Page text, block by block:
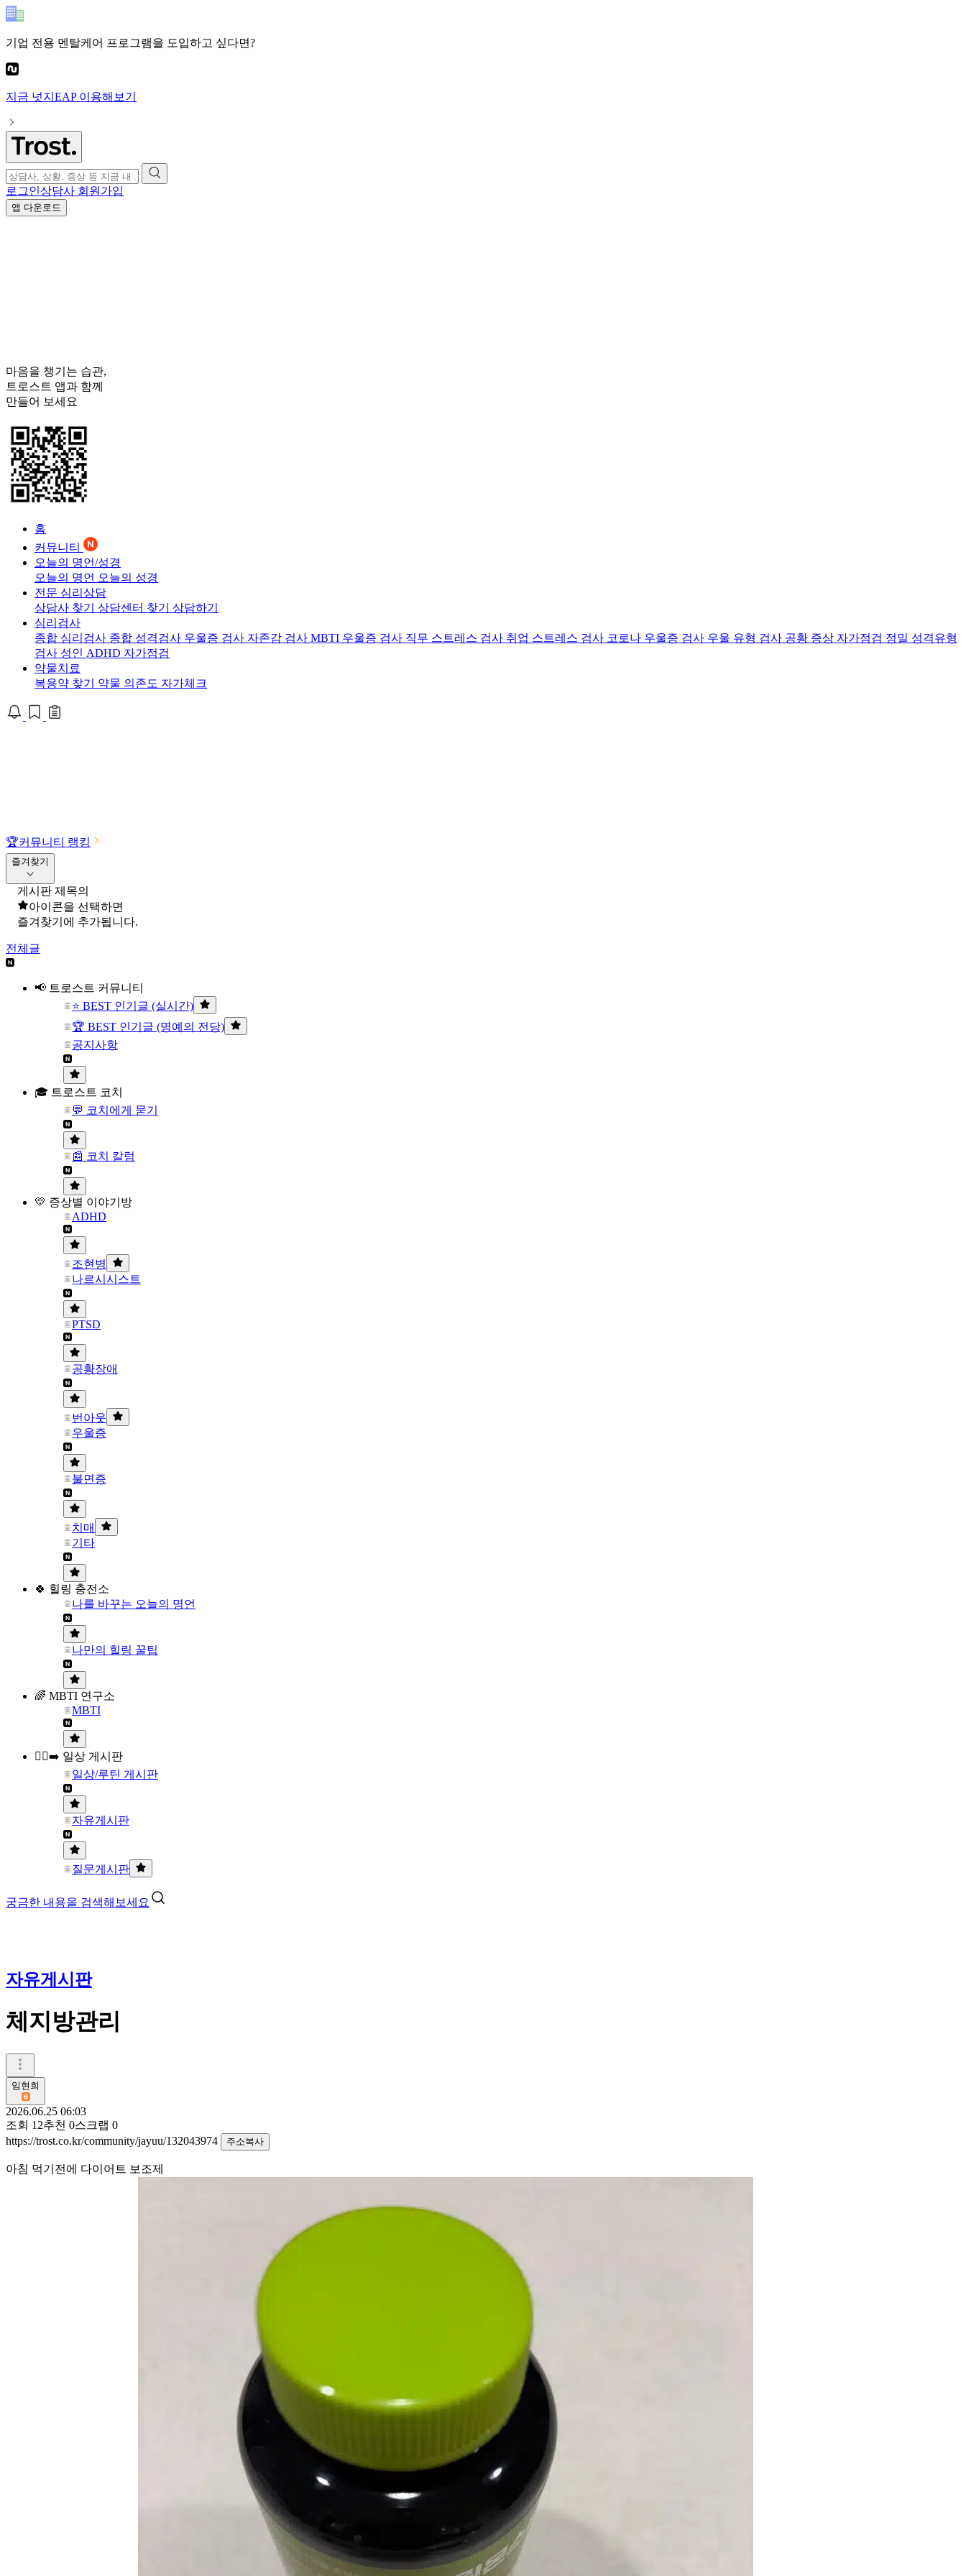
기업 전용 멘탈케어 프로그램을 도입하고 싶다면?
지금 넛지EAP이용해보기
로그인상담사 회원가입
앱 다운로드
마음을 챙기는 습관,
트로스트 앱과 함께
만들어 보세요
홈
커뮤니티
오늘의 명언/성경
오늘의 명언 오늘의 성경
전문 심리상담
상담사 찾기 상담센터 찾기 상담하기
심리검사
종합 심리검사 종합 성격검사 우울증 검사 자존감 검사 MBTI 우울증 검사 직무 스트레스 검사 취업 스트레스 검사 코로나 우울증 검사 우울 유형 검사 공황 증상 자가점검 정밀 성격유형
검사 성인 ADHD 자가점검
약물치료
복용약 찾기 약물 의존도 자가체크
🏆커뮤니티 랭킹
즐겨찾기
게시판 제목의
아이콘을 선택하면
즐겨찾기에 추가됩니다.
전체글
📢 트로스트 커뮤니티
⭐ BEST 인기글 (실시간)
🏆 BEST 인기글 (명예의 전당)
공지사항
🎓 트로스트 코치
💬 코치에게 묻기
📰 코치 칼럼
💛 증상별 이야기방
ADHD
조현병
나르시시스트
PTSD
공황장애
번아웃
우울증
불면증
치매
기타
🍀 힐링 충전소
나를 바꾸는 오늘의 명언
나만의 힐링 꿀팁
🌈 MBTI 연구소
MBTI
🏃‍♀️‍➡️ 일상 게시판
일상/루틴 게시판
자유게시판
질문게시판
궁금한 내용을 검색해보세요
자유게시판
체지방관리
임현희
2026.06.25 06:03
조회 12추천 0스크랩 0
https://trost.co.kr/community/jayuu/132043974
주소복사
아침 먹기전에 다이어트 보조제